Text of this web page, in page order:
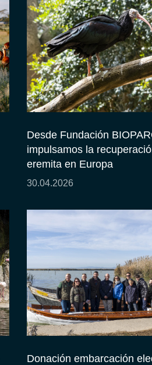
Desde Fundación
impulsamos la
eremita en Europa
30.04.2026
Donación embarcación